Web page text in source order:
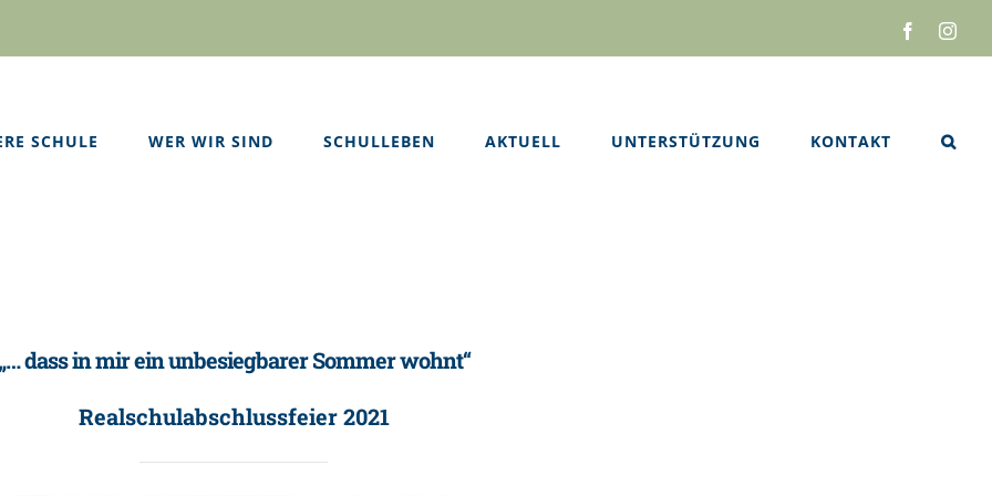
Facebook
SCHULE WER WIR SIND SCHULLEBEN AKTUELL UNTERSTÜTZUNG KONTAKT
„… dass in mir ein unbesiegbarer Sommer wohnt“
Realschulabschlussfeier 2021